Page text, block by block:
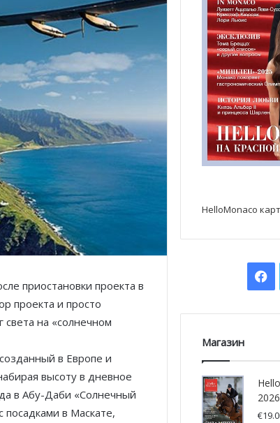
приостановки проекта в
проекта и просто
на «солнечном
в Европе и
высоту в дневное
в Абу-Даби «Солнечный
посадками в Маскате,
HelloMonaco
Магазин
2026
€